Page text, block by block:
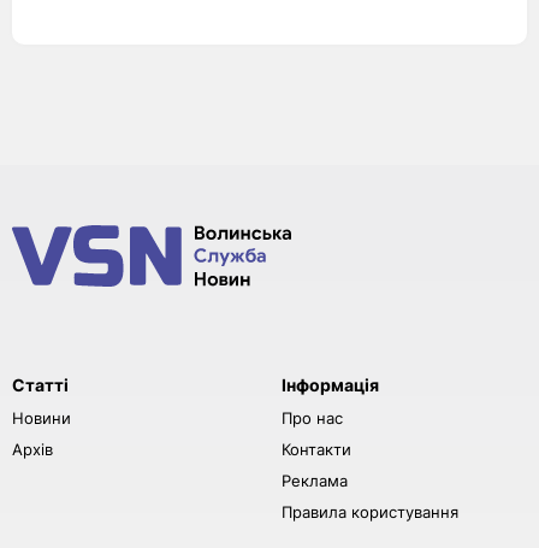
Статті
Новини
Архів
Інформація
Про нас
Контакти
Реклама
Правила користування